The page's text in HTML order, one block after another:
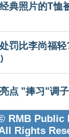
典照片的T恤
罚比李尚福轻
点 "捧习"调
RMB Public
Rights